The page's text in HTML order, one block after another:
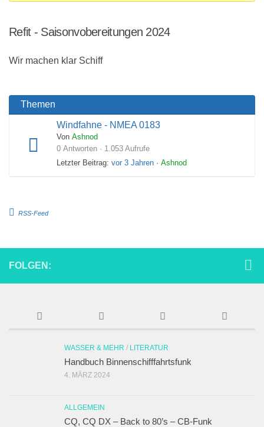
Refit - Saisonvobereitungen 2024
Wir machen klar Schiff
Themen
Windfahne - NMEA 0183
Von Ashnod
0 Antworten · 1.053 Aufrufe
Letzter Beitrag: vor 3 Jahren · Ashnod
RSS-Feed
FOLGEN:
WASSER & MEHR / LITERATUR
Handbuch Binnenschifffahrtsfunk
4. MÄRZ 2024
ALLGEMEIN
CQ, CQ DX – Back to 80’s – CB-Funk